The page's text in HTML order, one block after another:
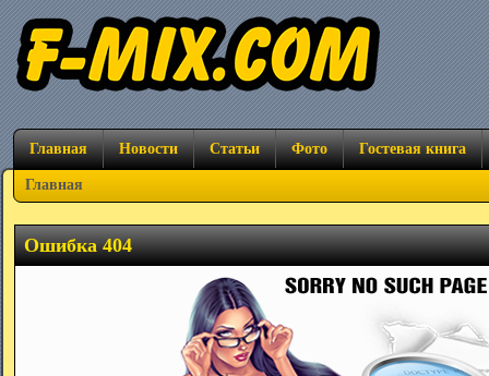
Главная Новости Статьи Фото Гостевая книга
Главная
Ошибка 404